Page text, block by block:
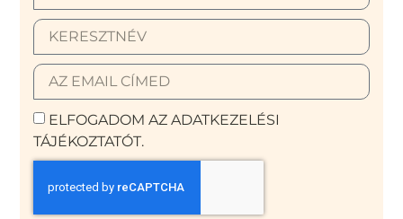
ELFOGADOM AZ ADATKEZELÉSI
TÁJÉKOZTATÓT.